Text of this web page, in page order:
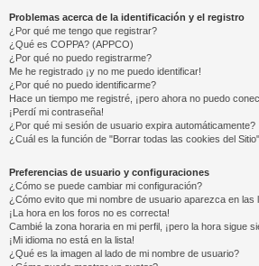
Problemas acerca de la identificación y el registro
¿Por qué me tengo que registrar?
¿Qué es COPPA? (APPCO)
¿Por qué no puedo registrarme?
Me he registrado ¡y no me puedo identificar!
¿Por qué no puedo identificarme?
Hace un tiempo me registré, ¡pero ahora no puedo
¡Perdí mi contraseña!
¿Por qué mi sesión de usuario expira automáticamente?
¿Cuál es la función de "Borrar todas las cookies del
Preferencias de usuario y configuraciones
¿Cómo se puede cambiar mi configuración?
¿Cómo evito que mi nombre de usuario aparezca en
¡La hora en los foros no es correcta!
Cambié la zona horaria en mi perfil, ¡pero la hora sigue
¡Mi idioma no está en la lista!
¿Qué es la imagen al lado de mi nombre de usuario?